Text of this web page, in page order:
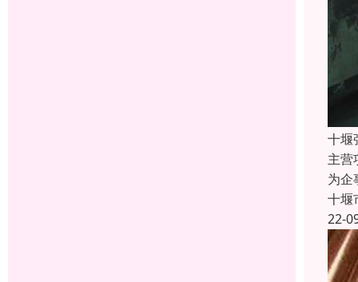
十堰
主营
为企
十堰
22-